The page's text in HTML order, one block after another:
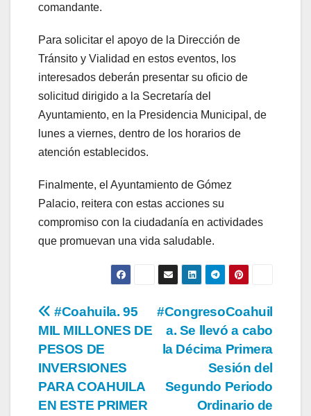
comandante.
Para solicitar el apoyo de la Dirección de
Tránsito y Vialidad en estos eventos, los
interesados deberán presentar su oficio de
solicitud dirigido a la Secretaría del
Ayuntamiento, en la Presidencia Municipal, de
lunes a viernes, dentro de los horarios de
atención establecidos.
Finalmente, el Ayuntamiento de Gómez
Palacio, reitera con estas acciones su
compromiso con la ciudadanía en actividades
que promuevan una vida saludable.
Navegación
de
entradas
#CongresoCoahuil
a. Se llevó a cabo
la Décima Primera
Sesión del
Segundo Periodo
Ordinario de
#Coahuila. 95
MIL MILLONES DE
PESOS DE
INVERSIONES
PARA COAHUILA
EN ESTE PRIMER